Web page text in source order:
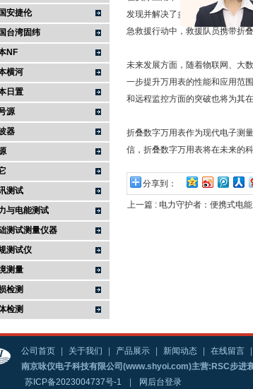
安捷伦
台湾固纬
NF
横河
日置
源
器
测试
与电能测试
测试测量仪器
测试仪
测量
检测
检测
发现并解决了多处潜在的电气问
急救援行动中，救援队员携带折
未来发展方面，随着物联网、大
一步提升万用表的性能和应用范
和远程监控方面的突破也将为其
折叠数字万用表作为现代电子测
信，折叠数字万用表将在未来的
分享到：
上一篇 : 电力守护者：便携式电
公司首页 关于我们 产品展示 新闻动态 在线留言
南京咏仪电子科技有限公司(www.shyoi.com)主营:RSC步进
苏ICP备2023004737号-1
网后台登录